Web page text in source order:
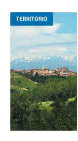
TERRITORIO